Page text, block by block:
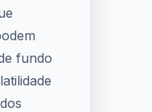
fundo